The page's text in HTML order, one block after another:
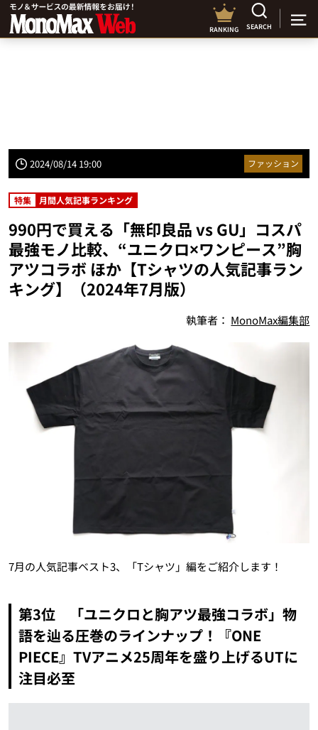
RANKING SEARCH
2024/08/14 19:00 ファッション
特集 月間人気記事ランキング
990円で買える「無印良品 vs GU」コスパ
最強モノ比較、“ユニクロ×ワンピース”胸
アツコラボ ほか【Tシャツの人気記事ラン
キング】（2024年7月版）
執筆者： MonoMax編集部
7月の人気記事ベスト3、「Tシャツ」編をご紹介します！
第3位 「ユニクロと胸アツ最強コラボ」物
語を辿る圧巻のラインナップ！『ONE
PIECE』TVアニメ25周年を盛り上げるUTに
注目必至